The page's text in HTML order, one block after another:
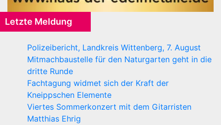
Letzte Meldung
Polizeibericht, Landkreis Wittenberg, 7. August
Mitmachbaustelle für den Naturgarten geht in die
dritte Runde
Fachtagung widmet sich der Kraft der
Kneippschen Elemente
Viertes Sommerkonzert mit dem Gitarristen
Matthias Ehrig